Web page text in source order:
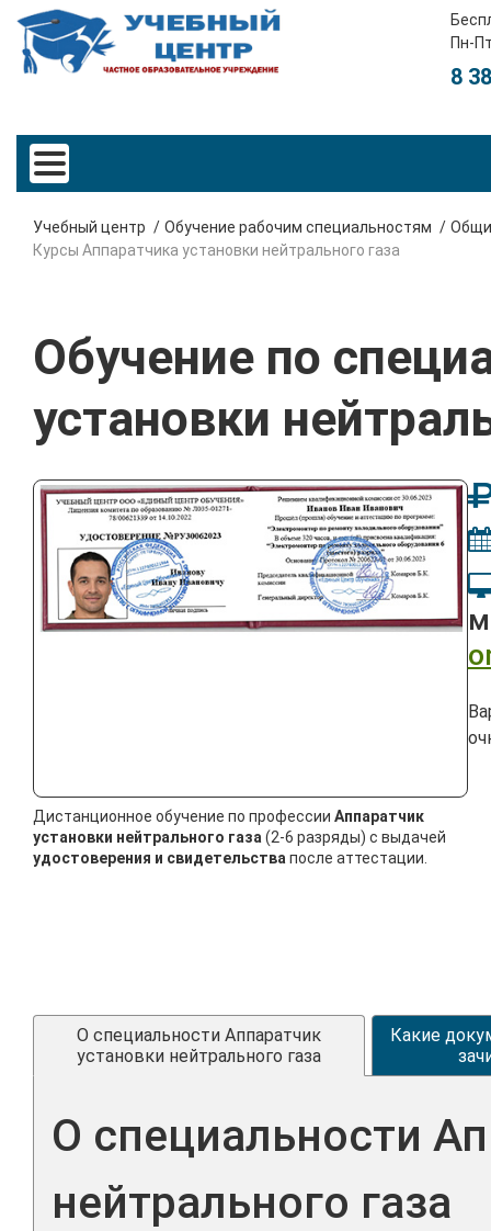
Пн-
8
Учебный центр Обучение рабочим специальностям
Курсы Аппаратчика установки нейтрального газа
Обучение по
установки
Дистанционное обучение по профессии Аппаратчик
установки нейтрального газа(2-6 разряды) с выдачей
удостоверения и свидетельствапосле аттестации.
О специальности Аппаратчик
установки нейтрального газа
Какие
О специальности
нейтрального газа